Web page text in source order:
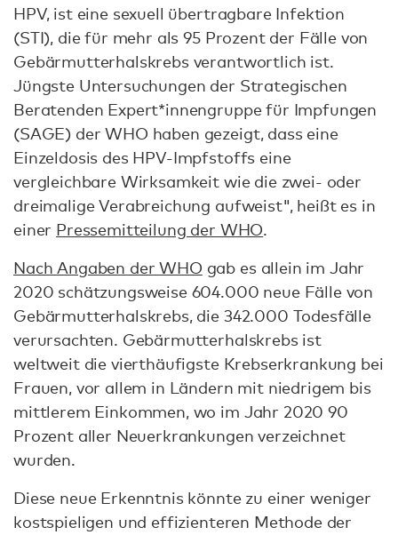
HPV, ist eine sexuell übertragbare Infektion
(STI), die für mehr als 95 Prozent der Fälle von
Gebärmutterhalskrebs verantwortlich ist.
Jüngste Untersuchungen der Strategischen
Beratenden Expert*innengruppe für Impfungen
(SAGE) der WHO haben gezeigt, dass eine
Einzeldosis des HPV-Impfstoffs eine
vergleichbare Wirksamkeit wie die zwei- oder
dreimalige Verabreichung aufweist", heißt es in
einer Pressemitteilung der WHO.
Nach Angaben der WHO gab es allein im Jahr
2020 schätzungsweise 604.000 neue Fälle von
Gebärmutterhalskrebs, die 342.000 Todesfälle
verursachten. Gebärmutterhalskrebs ist
weltweit die vierthäufigste Krebserkrankung bei
Frauen, vor allem in Ländern mit niedrigem bis
mittlerem Einkommen, wo im Jahr 2020 90
Prozent aller Neuerkrankungen verzeichnet
wurden.
Diese neue Erkenntnis könnte zu einer weniger
kostspieligen und effizienteren Methode der